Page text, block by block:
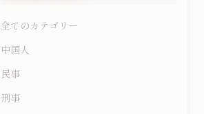
全てのカテゴリー
中国人
民事
刑事